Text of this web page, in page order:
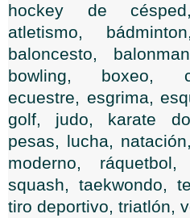
hockey de
atletismo,
baloncesto,
bowling, boxeo,
ecuestre, esgrima,
golf, judo, karate
pesas, lucha,
moderno,
squash, taekwondo,
tiro deportivo, triatlón,